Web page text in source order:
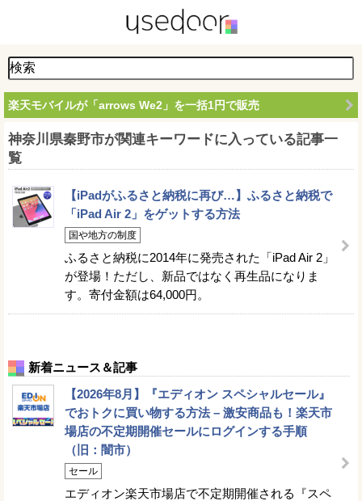
楽天モバイルが「arrows We2」を一括1円で販売
神奈川県秦野市が関連キーワードに入っている記事一
覧
【iPadがふるさと納税に再び…】ふるさと納税で
「iPad Air 2」をゲットする方法
国や地方の制度
ふるさと納税に2014年に発売された「iPad Air 2」
が登場！ただし、新品ではなく再生品になりま
す。寄付金額は64,000円。
新着ニュース＆記事
【2026年8月】『エディオン スペシャルセール』
でおトクに買い物する方法 – 激安商品も！楽天市
場店の不定期開催セールにログインする手順
（旧：闇市）
セール
エディオン楽天市場店で不定期開催される『スペ